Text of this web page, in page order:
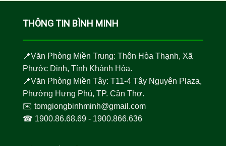
THÔNG TIN BÌNH MINH
📍Văn Phòng Miền Trung: Thôn Hòa Thạnh, Xã
Phước Dinh, Tỉnh Khánh Hòa.
📍Văn Phòng Miền Tây: T11-4 Tây Nguyên Plaza,
Phường Hưng Phú, TP. Cần Thơ.
✉️ tomgiongbinhminh@gmail.com
☎︎ 1900.86.68.69- 1900.866.636